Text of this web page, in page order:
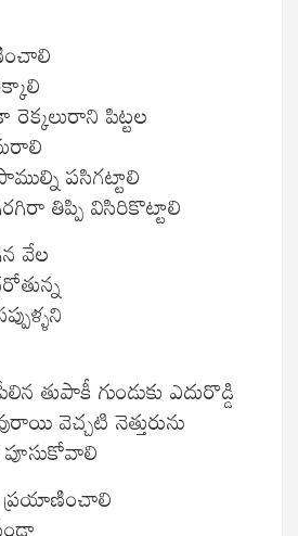
రెక్కలురాని పిట్టల
పసిగట్టాలి
తిప్పి విసిరికొట్టాలి
వేల
తుపాకీ గుండుకు ఎదురొడ్డి
వెచ్చటి నెత్తురును